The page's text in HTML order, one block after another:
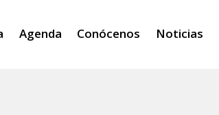
Agenda Conócenos Noticias